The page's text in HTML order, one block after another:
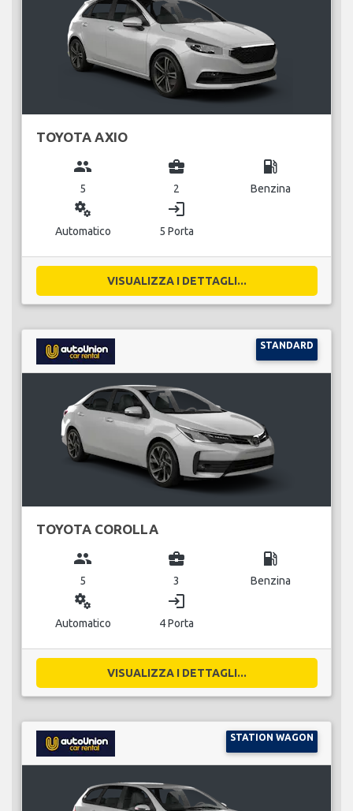
TOYOTA AXIO
group
5
business_center
2
local_gas_station
Benzina
miscellaneous_services
Automatico
login
5 Porta
VISUALIZZA I DETTAGLI...
STANDARD
TOYOTA COROLLA
group
5
business_center
3
local_gas_station
Benzina
miscellaneous_services
Automatico
login
4 Porta
VISUALIZZA I DETTAGLI...
STATION WAGON